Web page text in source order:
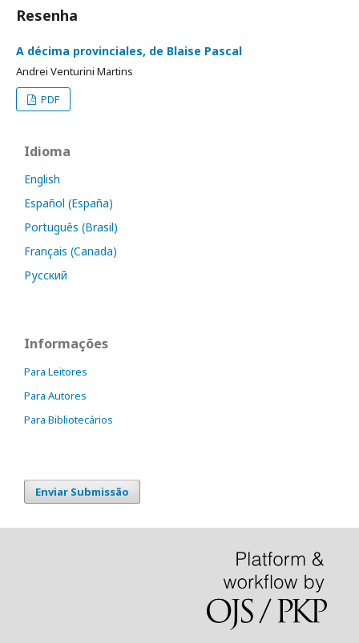
Resenha
A décima provinciales, de Blaise Pascal
Andrei Venturini Martins
PDF
Idioma
English
Español (España)
Português (Brasil)
Français (Canada)
Русский
Informações
Para Leitores
Para Autores
Para Bibliotecários
Enviar Submissão